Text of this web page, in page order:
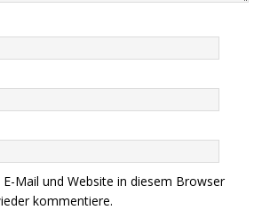
Mail und Website in diesem Browser
kommentiere.